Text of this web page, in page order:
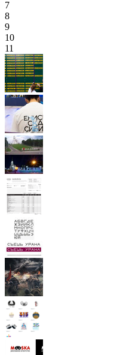
7
8
9
10
11